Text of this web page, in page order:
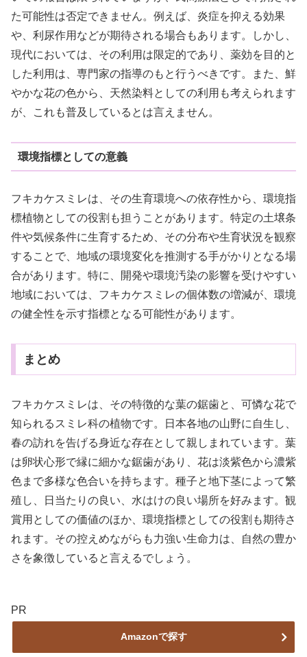
た可能性は否定できません。例えば、炎症を抑える効果
や、利尿作用などが期待される場合もあります。しかし、
現代においては、その利用は限定的であり、薬効を目的と
した利用は、専門家の指導のもと行うべきです。また、鮮
やかな花の色から、天然染料としての利用も考えられます
が、これも普及しているとは言えません。
環境指標としての意義
フキカケスミレは、その生育環境への依存性から、環境指
標植物としての役割も担うことがあります。特定の土壌条
件や気候条件に生育するため、その分布や生育状況を観察
することで、地域の環境変化を推測する手がかりとなる場
合があります。特に、開発や環境汚染の影響を受けやすい
地域においては、フキカケスミレの個体数の増減が、環境
の健全性を示す指標となる可能性があります。
まとめ
フキカケスミレは、その特徴的な葉の鋸歯と、可憐な花で
知られるスミレ科の植物です。日本各地の山野に自生し、
春の訪れを告げる身近な存在として親しまれています。葉
は卵状心形で縁に細かな鋸歯があり、花は淡紫色から濃紫
色まで多様な色合いを持ちます。種子と地下茎によって繁
殖し、日当たりの良い、水はけの良い場所を好みます。観
賞用としての価値のほか、環境指標としての役割も期待さ
れます。その控えめながらも力強い生命力は、自然の豊か
さを象徴していると言えるでしょう。
PR
Amazonで探す